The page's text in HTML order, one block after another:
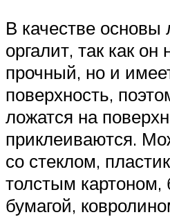
В качестве основы
оргалит, так как он
прочный, но и
поверхность,
ложатся на
приклеиваются.
со стеклом,
толстым картоном,
бумагой,